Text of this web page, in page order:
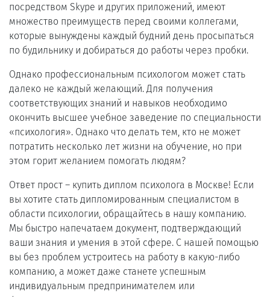
посредством Skype и других приложений, имеют
множество преимуществ перед своими коллегами,
которые вынуждены каждый будний день просыпаться
по будильнику и добираться до работы через пробки.
Однако профессиональным психологом может стать
далеко не каждый желающий. Для получения
соответствующих знаний и навыков необходимо
окончить высшее учебное заведение по специальности
«психология». Однако что делать тем, кто не может
потратить несколько лет жизни на обучение, но при
этом горит желанием помогать людям?
Ответ прост ― купить диплом психолога в Москве! Если
вы хотите стать дипломированным специалистом в
области психологии, обращайтесь в нашу компанию.
Мы быстро напечатаем документ, подтверждающий
ваши знания и умения в этой сфере. С нашей помощью
вы без проблем устроитесь на работу в какую-либо
компанию, а может даже станете успешным
индивидуальным предпринимателем или